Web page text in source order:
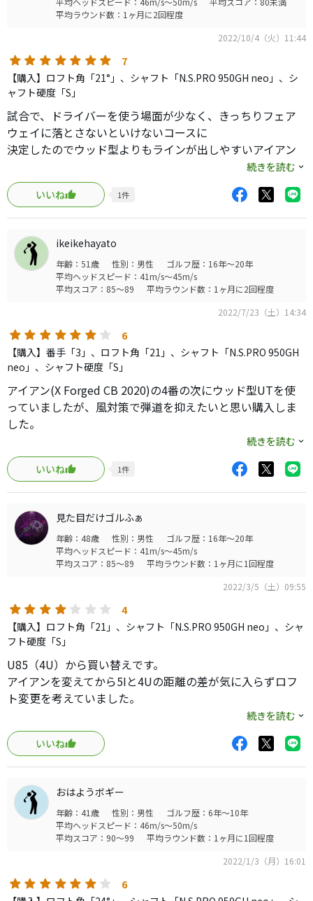
平均ラウンド数：1ヶ月に2回程度
2022/10/4（火）11:44
7
【購入】ロフト角「21°」、シャフト「N.S.PRO 950GH neo」、シ
ャフト硬度「S」
試合で、ドライバーを使う場面が少なく、きっちりフェア
ウェイに落とさないといけないコースに
決定したのでウッド型よりもラインが出しやすいアイアン
型をいくつか候補にあげて出てきたのがこの子。
テーラー、タイト、ピン、スリクソン、ミズノ、ブリヂス
トンとそれぞれ試打をして、
最終候補に残ったのがスリクソン、ミズノとこの子に絞ら
れて、構えた時の感じや飛距離、高さ、
スピン量等を見た結果この子に決定。
組んでもらい早速コースで試してきました。
Tグランドに立って構えた瞬間、他メーカーのぽってり感は
なし。
オフセットもそこまで入ってないので、アイアンライクでス
イングできます。
飛距離は220〜230yardを正確に打っていき、方向性・高さ
今までナイキのVapor Fly Proの3番アイアンがこの役目でし
使い勝手や優しさを考えるとやっとナイキの代役ができま
した（これでナイキはコレクター品になります笑
前からキャロウェイのアイアン型UTは打ちやすいなと思っ
実際コースで使うとその良さがより分かるような気がしま
す。
続きを読む
いいね
1件
ikeikehayato
年齢：51歳 性別：男性
ゴルフ歴：16年～20年
平均ヘッドスピード：41m/s～45m/s
平均スコア：85～89
平均ラウンド数：1ヶ月に2回程度
2022/7/23（土）14:34
6
【購入】番手「3」、ロフト角「21」、シャフト「N.S.PRO 950GH
neo」、シャフト硬度「S」
アイアン(X Forged CB 2020)の4番の次にウッド型UTを使
っていましたが、風対策で弾道を抑えたいと思い購入しま
した。
他社アイアン型ユーティリティも使いましたが、全て使いこ
なせずに断念...しかしアイアンを変えてから調子も良くなり
流れ的にもアイアンと合いそうな予感がしたので試打もせ
ずにネットでポチッたのですが、結果はドンピシャ！今ま
で使ってきたアイアン型ユーティリティではこれが一番安定
感があります。
UTは中空構造だからでしょうか…アイアンよりも直進性が
続きを読む
いいね
1件
見た目だけゴルふぁ
年齢：48歳 性別：男性
ゴルフ歴：16年～20年
平均ヘッドスピード：41m/s～45m/s
平均スコア：85～89
平均ラウンド数：1ヶ月に1回程度
2022/3/5（土）09:55
4
【購入】ロフト角「21」、シャフト「N.S.PRO 950GH neo」、シャ
フト硬度「S」
U85（4U）から買い替えです。
アイアンを変えてから5Iと4Uの距離の差が気に入らずロフ
ト変更を考えていました。
どうせならって事でウッド系に合わせてキャロに変えてみ
たのですが・・
X-FORGEDUTも悪いクラブじゃないのですが、U85の良さ
の方が目立ちます。
打感も打音もU85の方が良い。
やさしさはロフトが違って比較は難しいので割愛。
飛距離はロフト通り。
X-FORGED UTの単発評価
続きを読む
いいね
おはようボギー
年齢：41歳 性別：男性
ゴルフ歴：6年～10年
平均ヘッドスピード：46m/s～50m/s
平均スコア：90～99
平均ラウンド数：1ヶ月に1回程度
2022/1/3（月）16:01
6